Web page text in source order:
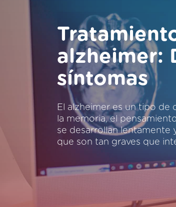
alzheimer:
síntomas
El alzheimer es un tipo de
la memoria, el
se desarrollan lentamente
que son tan graves que